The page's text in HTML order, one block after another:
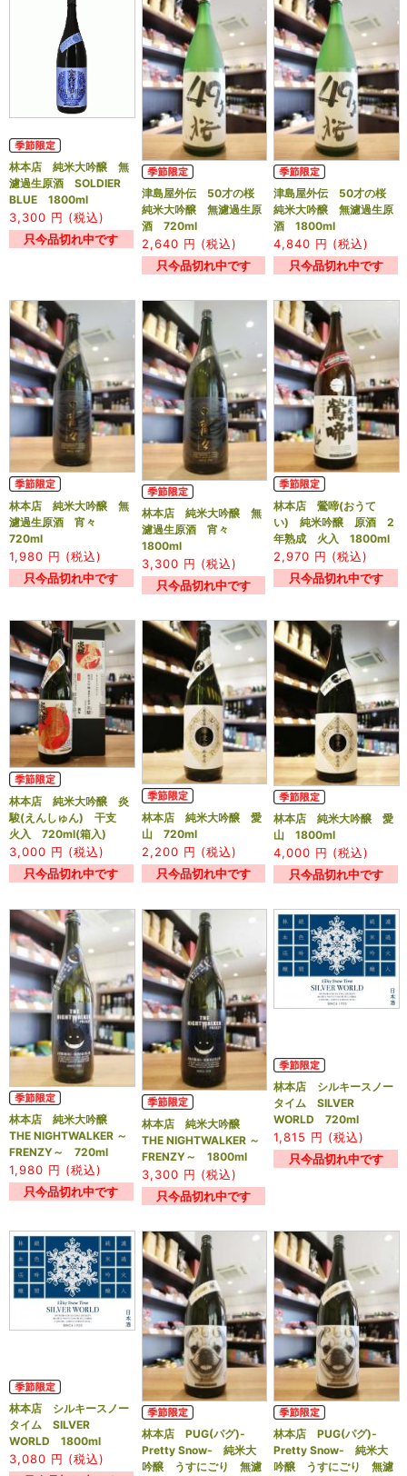
林本店 純米大吟醸 無
濾過生原酒 SOLDIER
BLUE 1800ml
3,300 円 (税込)
只今品切れ中です
津島屋外伝 50才の桜
純米大吟醸 無濾過生原
酒 720ml
2,640 円 (税込)
只今品切れ中です
津島屋外伝 50才の桜
純米大吟醸 無濾過生原
酒 1800ml
4,840 円 (税込)
只今品切れ中です
林本店 純米大吟醸 無
濾過生原酒 宵々
720ml
1,980 円 (税込)
只今品切れ中です
林本店 純米大吟醸 無
濾過生原酒 宵々
1800ml
3,300 円 (税込)
只今品切れ中です
林本店 鶯啼(おうて
い) 純米吟醸 原酒 2
年熟成 火入 1800ml
2,970 円 (税込)
只今品切れ中です
林本店 純米大吟醸 炎
駿(えんしゅん) 干支
火入 720ml(箱入)
3,000 円 (税込)
只今品切れ中です
林本店 純米大吟醸 愛
山 720ml
2,200 円 (税込)
只今品切れ中です
林本店 純米大吟醸 愛
山 1800ml
4,000 円 (税込)
只今品切れ中です
林本店 純米大吟醸
THE NIGHTWALKER ～
FRENZY～ 720ml
1,980 円 (税込)
只今品切れ中です
林本店 純米大吟醸
THE NIGHTWALKER ～
FRENZY～ 1800ml
3,300 円 (税込)
只今品切れ中です
林本店 シルキースノー
タイム SILVER
WORLD 720ml
1,815 円 (税込)
只今品切れ中です
林本店 シルキースノー
タイム SILVER
WORLD 1800ml
3,080 円 (税込)
林本店 PUG(パグ)-
Pretty Snow- 純米大
吟醸 うすにごり 無濾
林本店 PUG(パグ)-
Pretty Snow- 純米大
吟醸 うすにごり 無濾